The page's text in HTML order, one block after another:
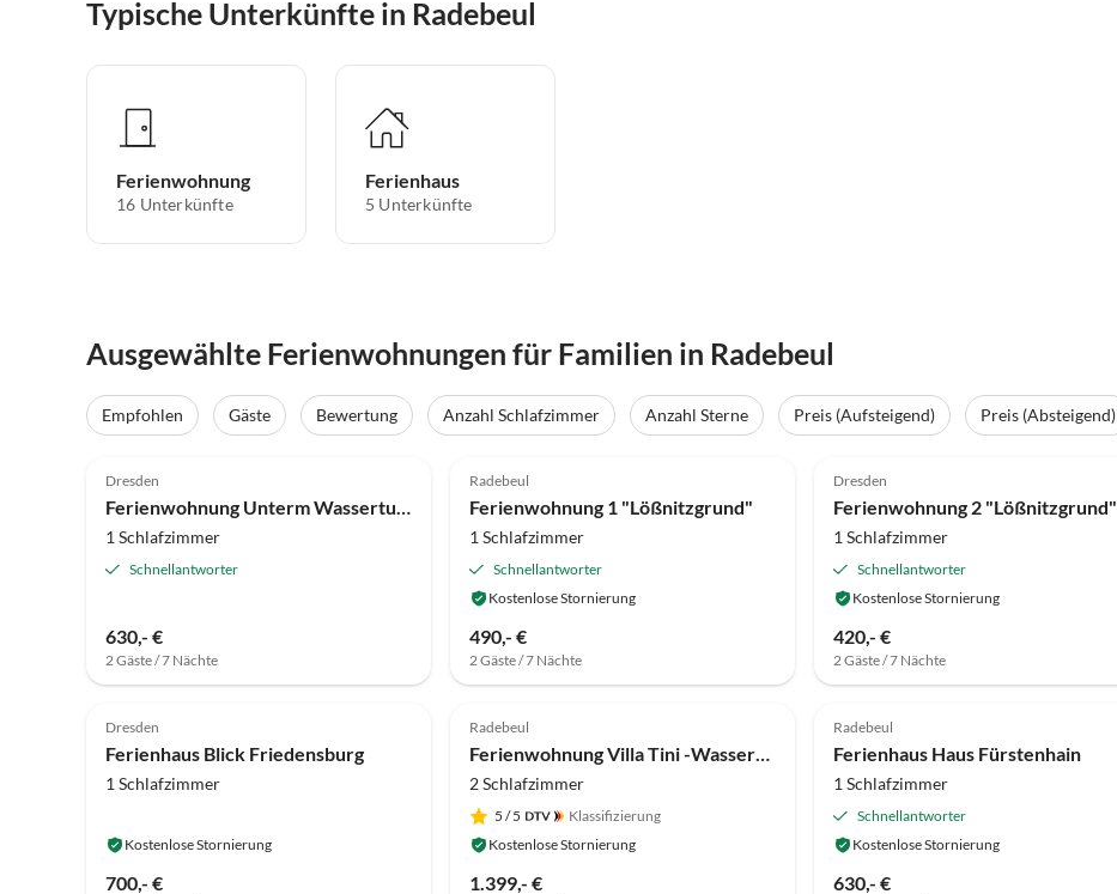
Typische Unterkünfte in Radebeul
Ferienwohnung
16 Unterkünfte
Ferienhaus
5 Unterkünfte
Ausgewählte Ferienwohnungen für Familien in Radebeul
Empfohlen Gäste Bewertung Anzahl Schlafzimmer Anzahl Sterne Preis (Aufsteigend) Preis (Absteigend)
Top-Inserat
Dresden
Ferienwohnung Unterm Wasserturm
1 Schlafzimmer
Schnellantworter
630,- €
2 Gäste / 7 Nächte
Radebeul
Ferienwohnung 1 "Lößnitzgrund"
1 Schlafzimmer
Schnellantworter
Kostenlose Stornierung
490,- €
2 Gäste / 7 Nächte
Dresden
Ferienwohnung 2 "Lößnitzgrund"
1 Schlafzimmer
Schnellantworter
Kostenlose Stornierung
420,- €
2 Gäste / 7 Nächte
Dresden
Ferienhaus Blick Friedensburg
1 Schlafzimmer
Kostenlose Stornierung
700,- €
Top-Inserat
Radebeul
Ferienwohnung Villa Tini -Wasserturm
2 Schlafzimmer
5 / 5
Klassifizierung
Kostenlose Stornierung
1.399,- €
Radebeul
Ferienhaus Haus Fürstenhain
1 Schlafzimmer
Schnellantworter
Kostenlose Stornierung
630,- €